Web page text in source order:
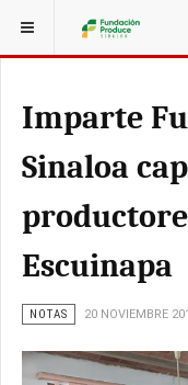
ESTÁ AQUÍ:
Imparte
Sinaloa
Escuinapa
NOTAS 20 NOVIEMBRE